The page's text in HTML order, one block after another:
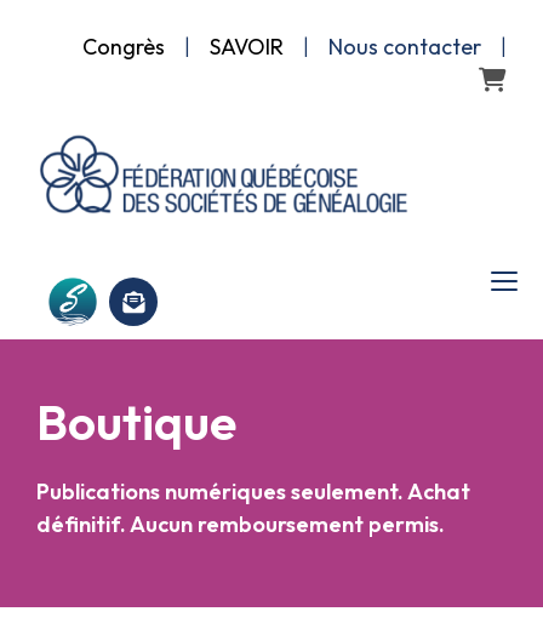
Congrès | SAVOIR | Nous contacter |
Panier
Boutique
Publications numériques seulement. Achat
définitif. Aucun remboursement permis.